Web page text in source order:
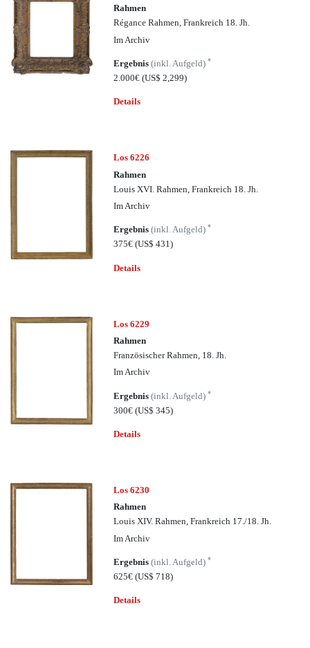
Rahmen
Régance Rahmen, Frankreich 18. Jh.
Im Archiv
Ergebnis(inkl. Aufgeld)*
2.000€(US$ 2,299)
Details
Los 6226
Rahmen
Louis XVI. Rahmen, Frankreich 18. Jh.
Im Archiv
Ergebnis(inkl. Aufgeld)*
375€(US$ 431)
Details
Los 6229
Rahmen
Französischer Rahmen, 18. Jh.
Im Archiv
Ergebnis(inkl. Aufgeld)*
300€(US$ 345)
Details
Los 6230
Rahmen
Louis XIV. Rahmen, Frankreich 17./18. Jh.
Im Archiv
Ergebnis(inkl. Aufgeld)*
625€(US$ 718)
Details